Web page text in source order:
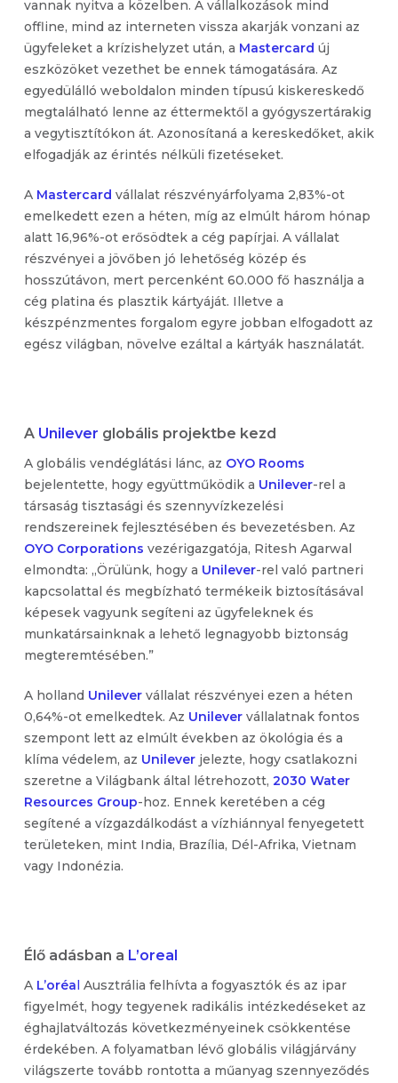
vannak nyitva a közelben. A vállalkozások mind
offline, mind az interneten vissza akarják vonzani az
ügyfeleket a krízishelyzet után, a Mastercard új
eszközöket vezethet be ennek támogatására. Az
egyedülálló weboldalon minden típusú kiskereskedő
megtalálható lenne az éttermektől a gyógyszertárakig
a vegytisztítókon át. Azonosítaná a kereskedőket, akik
elfogadják az érintés nélküli fizetéseket.
A Mastercard vállalat részvényárfolyama 2,83%-ot
emelkedett ezen a héten, míg az elmúlt három hónap
alatt 16,96%-ot erősödtek a cég papírjai. A vállalat
részvényei a jövőben jó lehetőség közép és
hosszútávon, mert percenként 60.000 fő használja a
cég platina és plasztik kártyáját. Illetve a
készpénzmentes forgalom egyre jobban elfogadott az
egész világban, növelve ezáltal a kártyák használatát.
A Unilever globális projektbe kezd
A globális vendéglátási lánc, az OYO Rooms
bejelentette, hogy együttműködik a Unilever-rel a
társaság tisztasági és szennyvízkezelési
rendszereinek fejlesztésében és bevezetésben. Az
OYO Corporations vezérigazgatója, Ritesh Agarwal
elmondta: „Örülünk, hogy a Unilever-rel való partneri
kapcsolattal és megbízható termékeik biztosításával
képesek vagyunk segíteni az ügyfeleknek és
munkatársainknak a lehető legnagyobb biztonság
megteremtésében.”
A holland Unilevervállalat részvényei ezen a héten
0,64%-ot emelkedtek. Az Unilevervállalatnak fontos
szempont lett az elmúlt években az ökológia és a
klíma védelem, az Unileverjelezte, hogy csatlakozni
szeretne a Világbank által létrehozott, 2030 Water
Resources Group-hoz. Ennek keretében a cég
segítené a vízgazdálkodást a vízhiánnyal fenyegetett
területeken, mint India, Brazília, Dél-Afrika, Vietnam
vagy Indonézia.
Élő adásban a L’oreal
A L’oréal Ausztrália felhívta a fogyasztók és az ipar
figyelmét, hogy tegyenek radikális intézkedéseket az
éghajlatváltozás következményeinek csökkentése
érdekében. A folyamatban lévő globális világjárvány
világszerte tovább rontotta a műanyag szennyeződés